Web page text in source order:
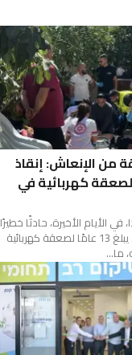
دقيقة من الإنعاش: إنقاذ
كهربائية في
الأيام الأخيرة، حادثًا خطيرًا
بعد تعرّض فتى يبلغ 13 عامًا لصعقة كهربائية
ما...